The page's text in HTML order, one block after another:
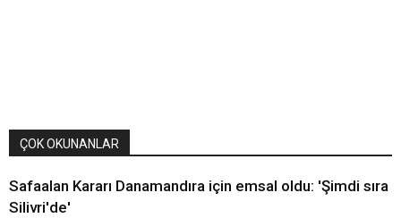
ÇOK OKUNANLAR
Safaalan Kararı Danamandıra için emsal oldu: 'Şimdi sıra
Silivri'de'